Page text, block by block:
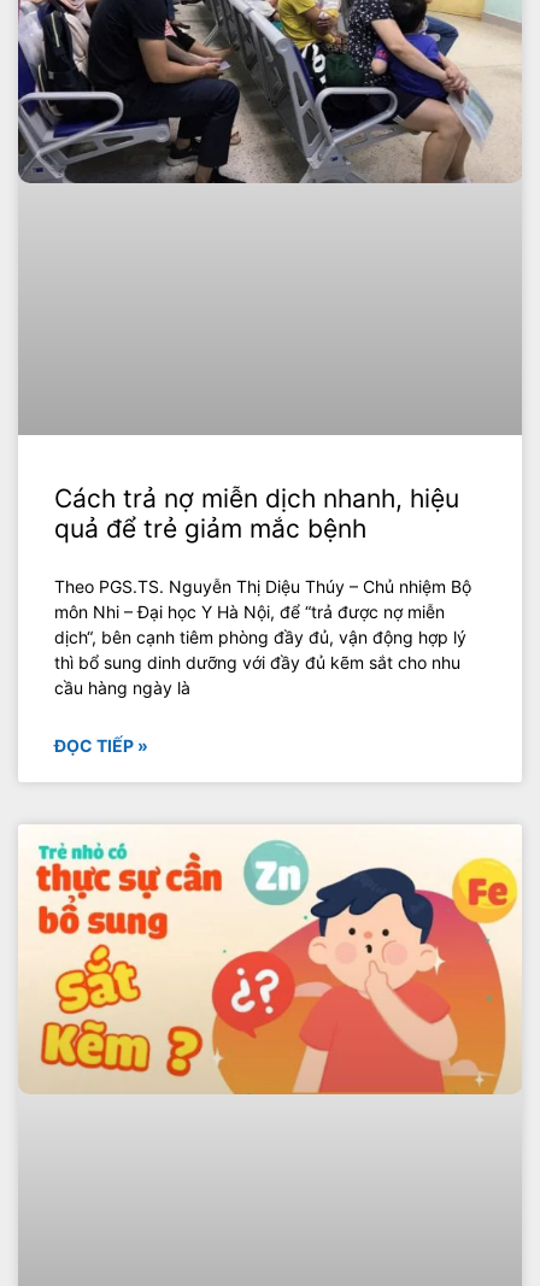
Cách trả nợ miễn dịch nhanh, hiệu
quả để trẻ giảm mắc bệnh
Theo PGS.TS. Nguyễn Thị Diệu Thúy – Chủ nhiệm Bộ
môn Nhi – Đại học Y Hà Nội, để “trả được nợ miễn
dịch“, bên cạnh tiêm phòng đầy đủ, vận động hợp lý
thì bổ sung dinh dưỡng với đầy đủ kẽm sắt cho nhu
cầu hàng ngày là
ĐỌC TIẾP »